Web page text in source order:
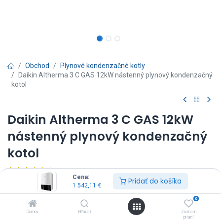
Cena:
1 542,11 € Pridať do košíka
Domov Hľadať
0
Zoznam
prianí
Obchod
Plynové kondenzačné kotly
Daikin Altherma 3 C GAS 12kW nástenný plynový kondenzačný
kotol
Daikin Altherma 3 C GAS 12kW
nástenný plynový kondenzačný
kotol
(0 recenzia)
12 kW bez interného plniaceho ventilu, rozsah pri 80/60°C je 2,8 -
10,9 kW, rozsah pri 50/30°C je 3,1 - 12,0 kW.
1 542,11 Vrátane DPH